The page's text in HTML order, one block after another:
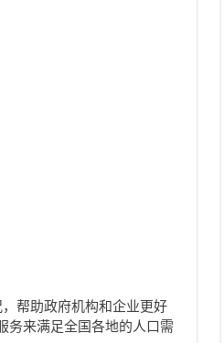
帮助政府机构和企业更好
务来满足全国各地的人口需